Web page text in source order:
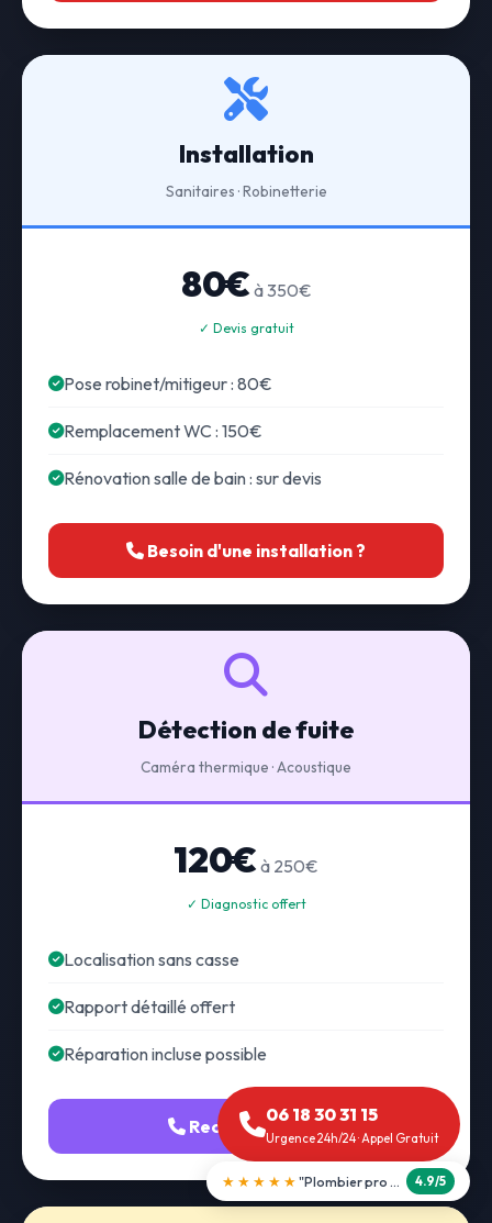
Installation
Sanitaires · Robinetterie
80€ à 350€
✓ Devis gratuit
Pose robinet/mitigeur : 80€
Remplacement WC : 150€
Rénovation salle de bain : sur devis
Besoin d'une installation ?
Détection de fuite
Caméra thermique · Acoustique
120€ à 250€
✓ Diagnostic offert
Localisation sans casse
Rapport détaillé offert
Réparation incluse possible
Recherche fuite
06 18 30 31 15
Urgence 24h/24 · Appel Gratuit
★★★★★ "Débouchage WC en 30 min" 5.0/5